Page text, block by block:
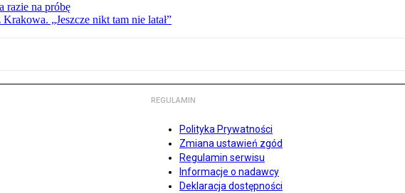
razie na próbę
„Jeszcze nikt tam nie latał”
REGULAMIN
Polityka Prywatności
Zmiana ustawień zgód
Regulamin serwisu
Informacje o nadawcy
Deklaracja dostępności